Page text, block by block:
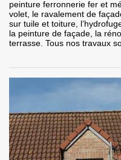
peinture ferronnerie fer et
volet, le ravalement de
sur tuile et toiture,
la peinture de façade, la
terrasse. Tous nos travaux